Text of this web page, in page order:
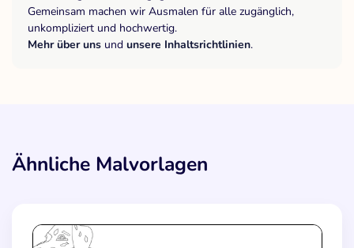
Gemeinsam machen wir Ausmalen für alle zugänglich,
unkompliziert und hochwertig.
Mehr über uns und unsere Inhaltsrichtlinien.
Ähnliche Malvorlagen